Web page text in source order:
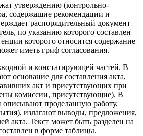
утверждению (контрольно-
содержащие рекомендации и
распорядительный документ
по указанию которого составлен
которого относится содержание
иметь гриф согласования.
и констатирующей частей. В
основание для составления акта,
акт и присутствующих при
комиссии, присутствующие). В
описывают проделанную работу,
излагают выводы, предложения,
акта. Текст может быть разделен на
в форме таблицы.